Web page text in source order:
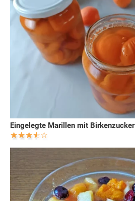
Eingelegte Marillen mit Birkenzucker